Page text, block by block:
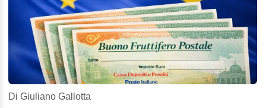
Di Giuliano Gallotta